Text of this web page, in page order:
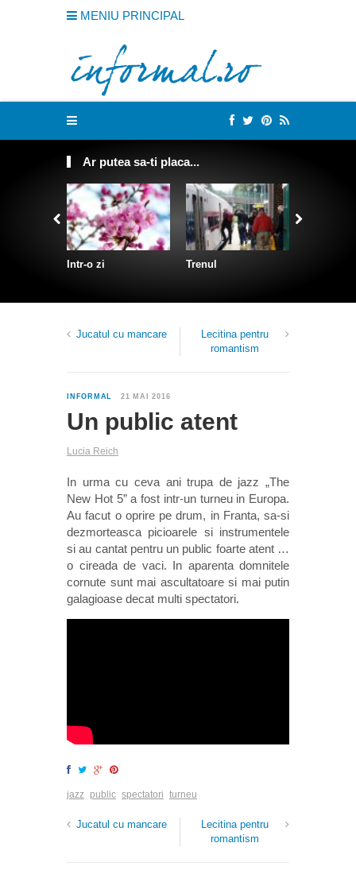
MENIU PRINCIPAL
Ar putea sa-ti placa...
Intr-o zi Trenul
Jucatul cu mancare
Lecitina pentru
romantism
INFORMAL 21 MAI 2016
Un public atent
Lucia Reich
In urma cu ceva ani trupa de jazz „The
New Hot 5” a fost intr-un turneu in Europa.
Au facut o oprire pe drum, in Franta, sa-si
dezmorteasca picioarele si instrumentele
si au cantat pentru un public foarte atent …
o cireada de vaci. In aparenta domnitele
cornute sunt mai ascultatoare si mai putin
galagioase decat multi spectatori.
jazz public spectatori turneu
Jucatul cu mancare
Lecitina pentru
romantism